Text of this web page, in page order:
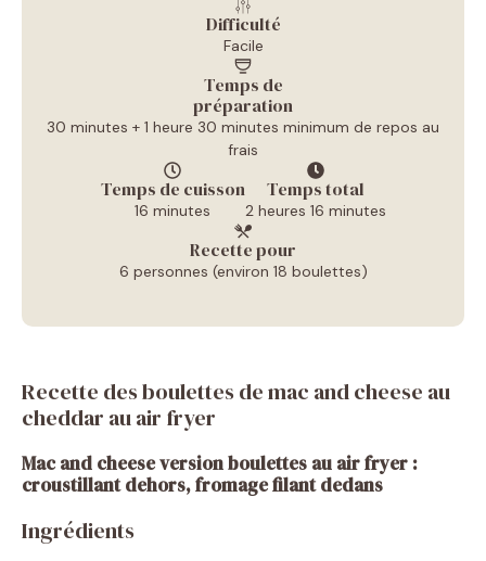
Difficulté
Facile
Temps de
préparation
30 minutes + 1 heure 30 minutes minimum de repos au
frais
Temps de cuisson
16 minutes
Temps total
2 heures 16 minutes
Recette pour
6 personnes (environ 18 boulettes)
Recette des boulettes de mac and cheese au
cheddar au air fryer
Mac and cheese version boulettes au air fryer :
croustillant dehors, fromage filant dedans
Ingrédients